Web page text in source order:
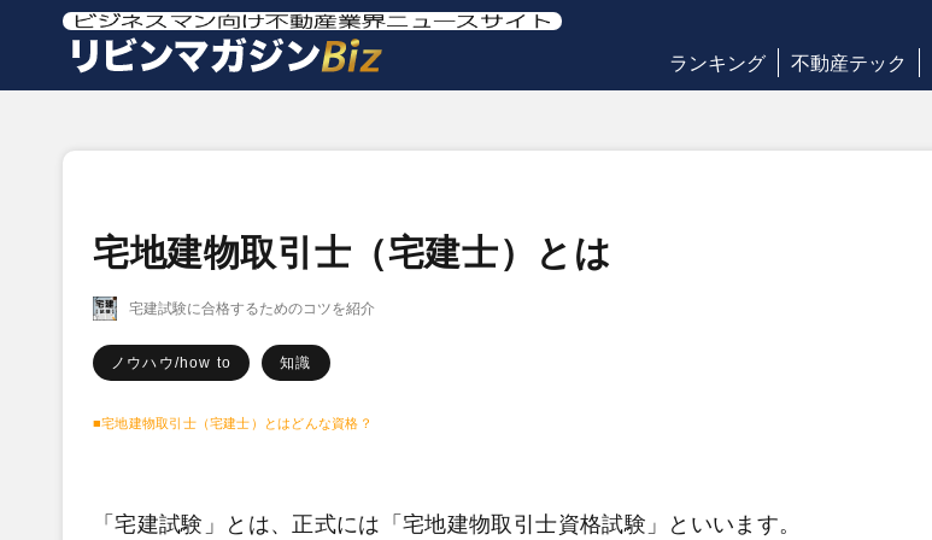
ランキング 不動産テック
宅地建物取引士（宅建士）とは
宅建試験に合格するためのコツを紹介
ノウハウ/how to 知識
■宅地建物取引士（宅建士）とはどんな資格？
「宅建試験」とは、正式には「宅地建物取引士資格試験」といいます。